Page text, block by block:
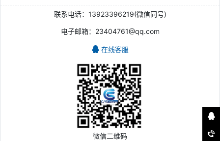
联系电话：13923396219(微信同号)
电子邮箱：23404761@qq.com
在线客服
微信二维码